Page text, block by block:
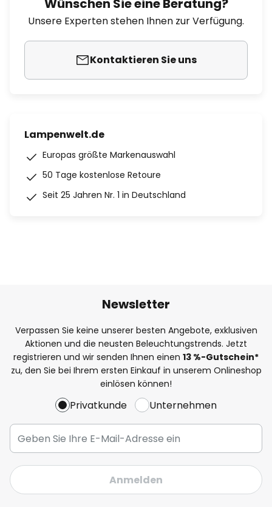
Wünschen Sie eine Beratung?
Unsere Experten stehen Ihnen zur Verfügung.
Kontaktieren Sie uns
Lampenwelt.de
Europas größte Markenauswahl
50 Tage kostenlose Retoure
Seit 25 Jahren Nr. 1 in Deutschland
Newsletter
Verpassen Sie keine unserer besten Angebote, exklusiven
Aktionen und die neusten Beleuchtungstrends. Jetzt
registrieren und wir senden Ihnen einen 13 %-Gutschein*
zu, den Sie bei Ihrem ersten Einkauf in unserem Onlineshop
einlösen können!
Privatkunde Unternehmen
Anmelden